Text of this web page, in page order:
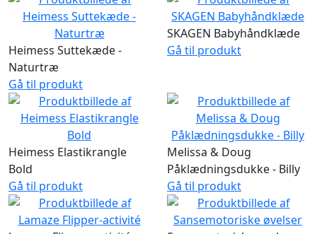
Heimess Suttekæde -
Naturtræ
Gå til produkt
SKAGEN Babyhåndklæde
Gå til produkt
Heimess Elastikrangle
Bold
Gå til produkt
Melissa & Doug
Påklædningsdukke - Billy
Gå til produkt